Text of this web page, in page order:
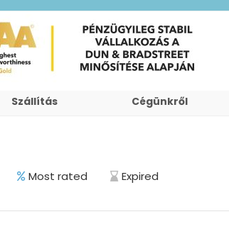
Szállítás Cégünkről
Most rated Expired